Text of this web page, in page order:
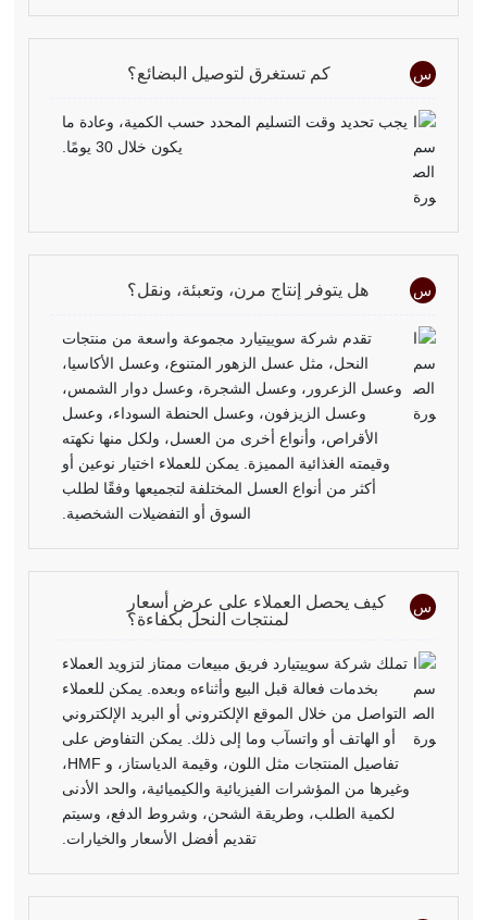
س كم تستغرق لتوصيل البضائع؟
يجب تحديد وقت التسليم المحدد حسب الكمية، وعادة ما
يكون خلال 30 يومًا.
س هل يتوفر إنتاج مرن، وتعبئة، ونقل؟
تقدم شركة سوييتيارد مجموعة واسعة من منتجات
النحل، مثل عسل الزهور المتنوع، وعسل الأكاسيا،
وعسل الزعرور، وعسل الشجرة، وعسل دوار الشمس،
وعسل الزيزفون، وعسل الحنطة السوداء، وعسل
الأقراص، وأنواع أخرى من العسل، ولكل منها نكهته
وقيمته الغذائية المميزة. يمكن للعملاء اختيار نوعين أو
أكثر من أنواع العسل المختلفة لتجميعها وفقًا لطلب
السوق أو التفضيلات الشخصية.
س
كيف يحصل العملاء على عرض أسعار
لمنتجات النحل بكفاءة؟
تملك شركة سوييتيارد فريق مبيعات ممتاز لتزويد العملاء
بخدمات فعالة قبل البيع وأثناءه وبعده. يمكن للعملاء
التواصل من خلال الموقع الإلكتروني أو البريد الإلكتروني
أو الهاتف أو واتسآب وما إلى ذلك. يمكن التفاوض على
تفاصيل المنتجات مثل اللون، وقيمة الدياستاز، و HMF،
وغيرها من المؤشرات الفيزيائية والكيميائية، والحد الأدنى
لكمية الطلب، وطريقة الشحن، وشروط الدفع، وسيتم
تقديم أفضل الأسعار والخيارات.